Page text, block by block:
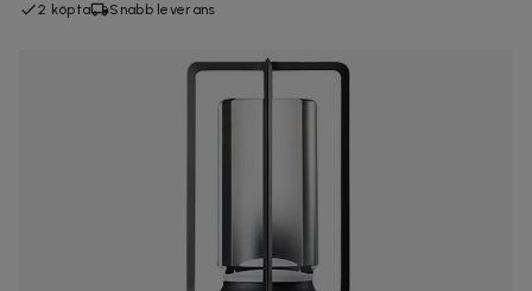
2 köpta Snabb leverans